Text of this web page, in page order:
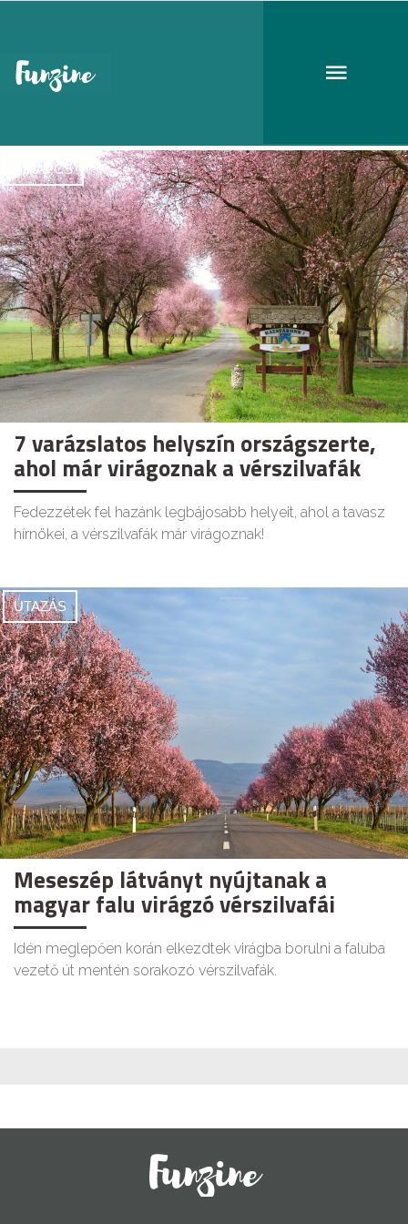
vérszilvafa
KIKAPCS
7 varázslatos helyszín országszerte,
ahol már virágoznak a vérszilvafák
Fedezzétek fel hazánk legbájosabb helyeit, ahol a tavasz
hírnökei, a vérszilvafák már virágoznak!
UTAZÁS
Meseszép látványt nyújtanak a
magyar falu virágzó vérszilvafái
Idén meglepően korán elkezdtek virágba borulni a faluba
vezető út mentén sorakozó vérszilvafák.